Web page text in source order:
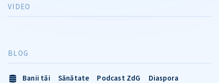
VIDEO
BLOG
Banii tăi Sănătate Podcast ZdG
Diaspora